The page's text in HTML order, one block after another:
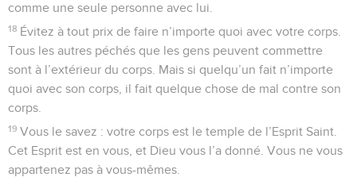
comme une seule personne avec lui.
18 Évitez à tout prix de faire n’importe quoi avec votre corps.
Tous les autres péchés que les gens peuvent commettre
sont à l’extérieur du corps. Mais si quelqu’un fait n’importe
quoi avec son corps, il fait quelque chose de mal contre son
corps.
19 Vous le savez : votre corps est le temple de l’Esprit Saint.
Cet Esprit est en vous, et Dieu vous l’a donné. Vous ne vous
appartenez pas à vous-mêmes.